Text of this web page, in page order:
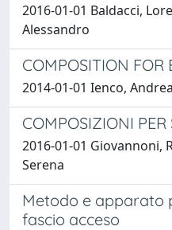
2016-01-01 Baldacci,
Alessandro
COMPOSITION FOR
2014-01-01 Ienco,
COMPOSIZIONI
2016-01-01 Giovannoni,
Serena
Metodo e apparato
fascio acceso